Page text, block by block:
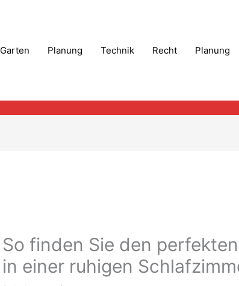
Garten Planung Technik Recht Planung
So finden Sie den
in einer ruhigen